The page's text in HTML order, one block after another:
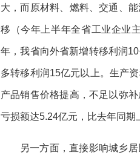
大，而原材料、燃料、交通、
移（今年上半年全省工业企业
年，我省向外省新增转移利润
多转移利润15亿元以上。生产
产品销售价格提高，不足以弥
亏损额达5.24亿元，比去年同期
另一方面，直接影响城乡